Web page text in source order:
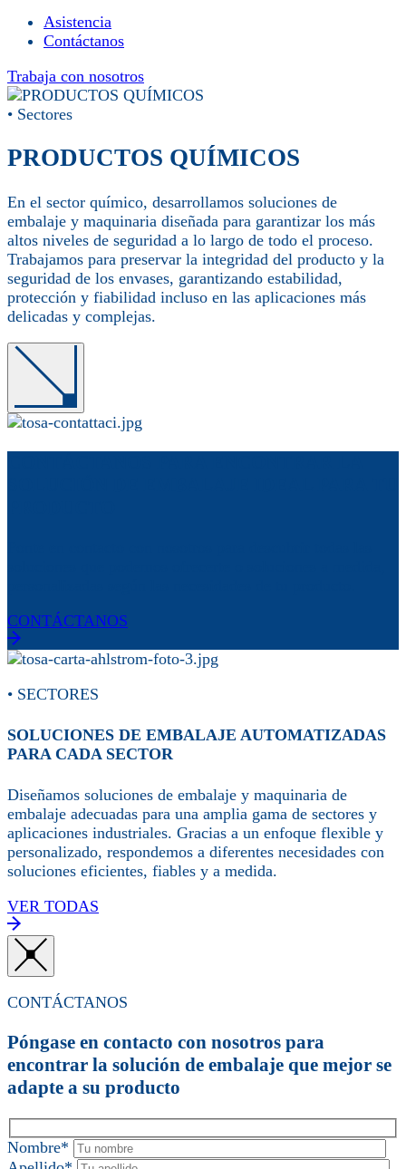
Asistencia
Contáctanos
Trabaja con nosotros
• Sectores
PRODUCTOS QUÍMICOS
En el sector químico, desarrollamos soluciones de
embalaje y maquinaria diseñada para garantizar los más
altos niveles de seguridad a lo largo de todo el proceso.
Trabajamos para preservar la integridad del producto y la
seguridad de los envases, garantizando estabilidad,
protección y fiabilidad incluso en las aplicaciones más
delicadas y complejas.
CONTÁCTANOS
• SECTORES
SOLUCIONES DE EMBALAJE AUTOMATIZADAS
PARA CADA SECTOR
Diseñamos soluciones de embalaje y maquinaria de
embalaje adecuadas para una amplia gama de sectores y
aplicaciones industriales. Gracias a un enfoque flexible y
personalizado, respondemos a diferentes necesidades con
soluciones eficientes, fiables y a medida.
VER TODAS
CONTÁCTANOS
Póngase en contacto con nosotros para
encontrar la solución de embalaje que mejor se
adapte a su producto
Nombre*